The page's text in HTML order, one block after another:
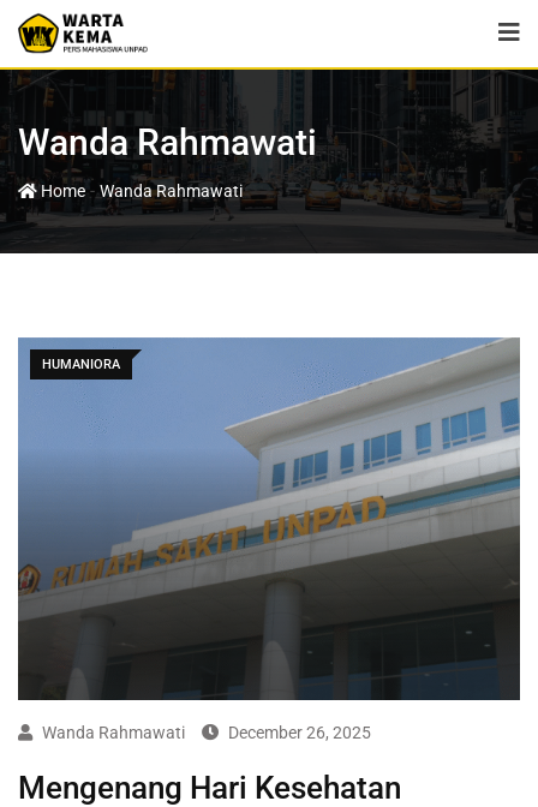
Wanda Rahmawati
Home-Wanda Rahmawati
HUMANIORA
Wanda Rahmawati December 26, 2025
Mengenang Hari Kesehatan